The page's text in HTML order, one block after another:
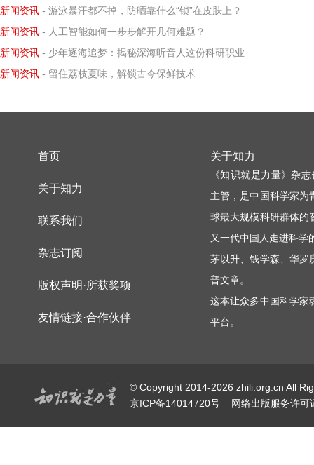
新闻资讯 - 游泳暴汗都不掉，防晒靠什么“锁”在皮肤上？
新闻资讯 - 人工智能如何一步步解开几何难题？
新闻资讯 - 少年逐海追梦：揭秘深海听音人这份科研职业
新闻资讯 - 留住荔枝夏味，解锁古今保鲜技术
首页
关于知力
联系我们
杂志订阅
版权声明·所获奖项
友情链接·合作伙伴
关于知力
《知识就是力量》杂
主管，是中国科学家为
球最大规模科研群体的
又一代中国人走进科学
茅以升、钱学森、华罗
普文章。
这本让众多中国科学家
平台。
© Copyright 2014-2026 zhili.org.cn All
京ICP备14014720号
网络出版服务许可